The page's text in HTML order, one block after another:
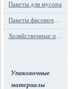
Пакеты для мусора
Пакеты фасовочные
Хозяйственные пакеты
Упаковочные
материалы